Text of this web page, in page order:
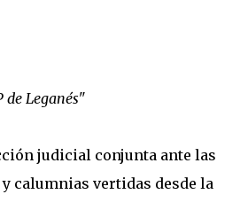
de Leganés"
judicial conjunta ante las
calumnias vertidas desde la